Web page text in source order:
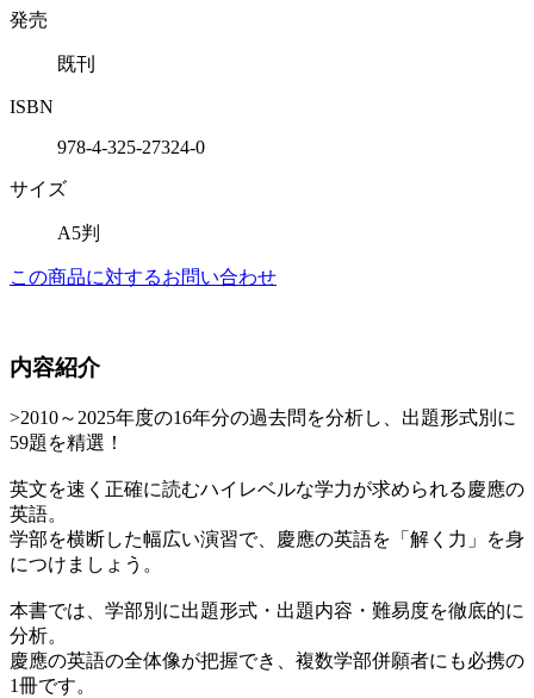
発売
既刊
ISBN
978-4-325-27324-0
サイズ
A5判
この商品に対するお問い合わせ
内容紹介
>2010～2025年度の16年分の過去問を分析し、出題形式別に
59題を精選！
英文を速く正確に読むハイレベルな学力が求められる慶應の
英語。
学部を横断した幅広い演習で、慶應の英語を「解く力」を身
につけましょう。
本書では、学部別に出題形式・出題内容・難易度を徹底的に
分析。
慶應の英語の全体像が把握でき、複数学部併願者にも必携の
1冊です。